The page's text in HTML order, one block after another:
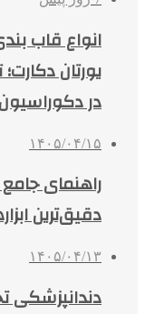
انواع قاب
یورتان
در
۱۴۰۵/۰۴/۱۵
راهنمای
دقیق‌ترین
۱۴۰۵/۰۴/۱۳
دندانپزشکی